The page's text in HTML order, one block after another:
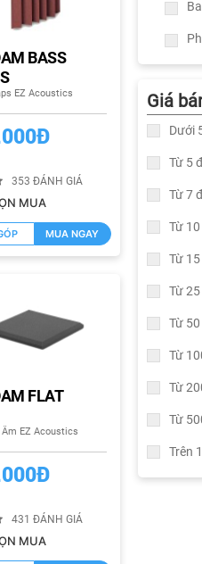
BASS
EZ Acoustics
353 ĐÁNH GIÁ
MUA
MUA NGAY
FLAT
EZ Acoustics
431 ĐÁNH GIÁ
MUA
Giá
Dưới
Từ 5
Từ 7
Từ
Từ
Từ
Từ
Từ
Từ
Từ
Trên